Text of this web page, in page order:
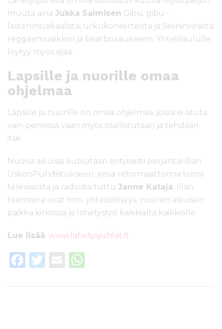
muuta aina Jukka Salmisen Gibu, gibu -
lastenmusikaalista, urkukonserteista ja Siioninvirsistä
reggaemusiikkiin ja beatboxaukseen. Yhteislaululle
löytyy myös sijaa.
Lapsille ja nuorille omaa
ohjelmaa
Lapsille ja nuorille on omaa ohjelmaa, jossa ei istuta
vain penkissä vaan myös osallistutaan ja tehdään
itse.
Nuoria aikuisia kutsutaan erityisesti perjantai-illan
UskonPuhdistukseen, jossa reformaattorina toimii
televisiosta ja radiosta tuttu Janne Kataja. Illan
teemoina ovat mm. yhteisöllisyys, nuoren aikuisen
paikka kirkossa ja lähetystyö kaikkialta kaikkialle.
Lue lisää: www.lahetysjuhlat.fi
F
T
E